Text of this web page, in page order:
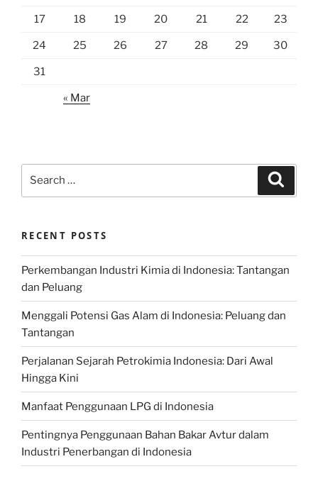
17 18 19 20 21 22 23
24 25 26 27 28 29 30
31
« Mar
RECENT POSTS
Perkembangan Industri Kimia di Indonesia: Tantangan
dan Peluang
Menggali Potensi Gas Alam di Indonesia: Peluang dan
Tantangan
Perjalanan Sejarah Petrokimia Indonesia: Dari Awal
Hingga Kini
Manfaat Penggunaan LPG di Indonesia
Pentingnya Penggunaan Bahan Bakar Avtur dalam
Industri Penerbangan di Indonesia